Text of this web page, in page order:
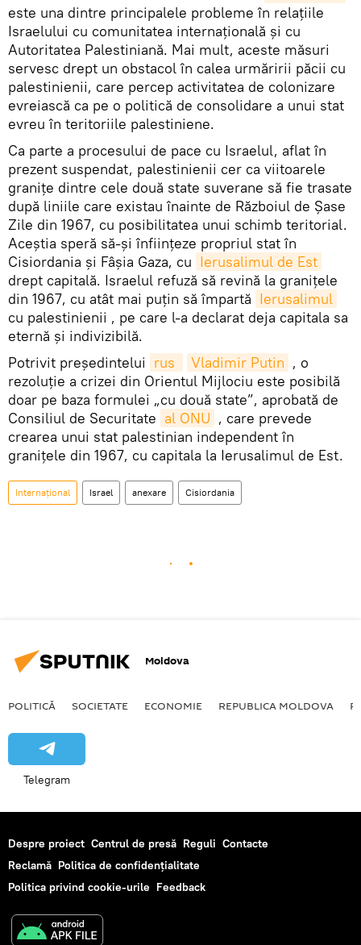
este una dintre principalele probleme în relațiile
Israelului cu comunitatea internațională și cu
Autoritatea Palestiniană. Mai mult, aceste măsuri
servesc drept un obstacol în calea urmăririi păcii cu
palestinienii, care percep activitatea de colonizare
evreiască ca pe o politică de consolidare a unui stat
evreu în teritoriile palestiniene.
Ca parte a procesului de pace cu Israelul, aflat în
prezent suspendat, palestinienii cer ca viitoarele
granițe dintre cele două state suverane să fie trasate
după liniile care existau înainte de Războiul de Șase
Zile din 1967, cu posibilitatea unui schimb teritorial.
Aceștia speră să-și înființeze propriul stat în
Cisiordania și Fâșia Gaza, cu Ierusalimul de Est
drept capitală. Israelul refuză să revină la granițele
din 1967, cu atât mai puțin să împartă Ierusalimul
cu palestinienii , pe care l-a declarat deja capitala sa
eternă și indivizibilă.
Potrivit președintelui rus Vladimir Putin , o
rezoluție a crizei din Orientul Mijlociu este posibilă
doar pe baza formulei „cu două state”, aprobată de
Consiliul de Securitate al ONU , care prevede
crearea unui stat palestinian independent în
granițele din 1967, cu capitala la Ierusalimul de Est.
Internațional Israel anexare Cisiordania
Moldova
POLITICĂ SOCIETATE ECONOMIE REPUBLICA MOLDOVA
Telegram
Despre proiect Centrul de presă Reguli Contacte
Reclamă Politica de confidențialitate
Politica privind cookie-urile Feedback